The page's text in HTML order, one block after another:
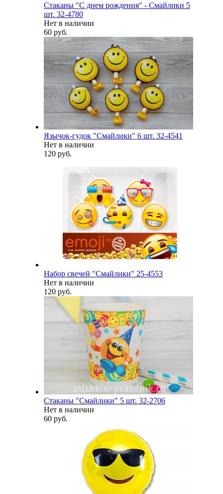
Стаканы "С днем рождения" - Смайлики 5
шт. 32-4780
Нет в наличии
60 руб.
Язычок-гудок "Смайлики" 6 шт. 32-4541
Нет в наличии
120 руб.
Набор свечей "Смайлики" 25-4553
Нет в наличии
120 руб.
Стаканы "Смайлики" 5 шт. 32-2706
Нет в наличии
60 руб.